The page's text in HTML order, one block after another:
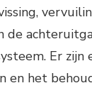
de
Er
en het